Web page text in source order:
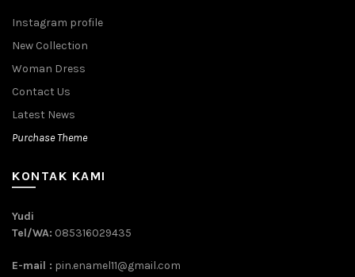
Instagram profile
New Collection
Woman Dress
Contact Us
Latest News
Purchase Theme
KONTAK KAMI
Yudi
Tel/WA: 085316029435
E-mail : pin.enamel11@gmail.com